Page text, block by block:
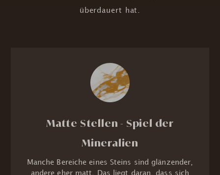
überdauert hat.
Matte Stellen - Spiel der
Mineralien
Manche Bereiche eines Steins sind glänzender,
andere eher matt. Das liegt daran, dass sich